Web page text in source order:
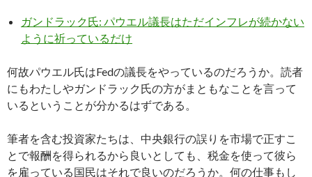
ガンドラック氏: パウエル議長はただインフレが続かない
ように祈っているだけ
何故パウエル氏はFedの議長をやっているのだろうか。読者
にもわたしやガンドラック氏の方がまともなことを言って
いるということが分かるはずである。
筆者を含む投資家たちは、中央銀行の誤りを市場で正すこ
とで報酬を得られるから良いとしても、税金を使って彼ら
を雇っている国民はそれで良いのだろうか。何の仕事もし